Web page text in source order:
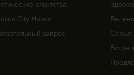
агентства
City Hotels
запрос
Семья